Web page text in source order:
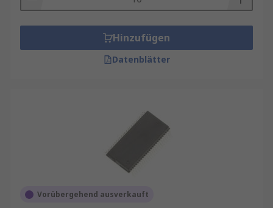
Hinzufügen
Datenblätter
Vorübergehend ausverkauft